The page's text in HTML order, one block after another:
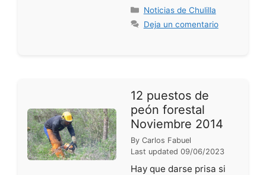
Categorías
Noticias de Chulilla
Deja un comentario
12 puestos de
peón forestal
Noviembre 2014
By Carlos Fabuel
Last updated 09/06/2023
Hay que darse prisa si